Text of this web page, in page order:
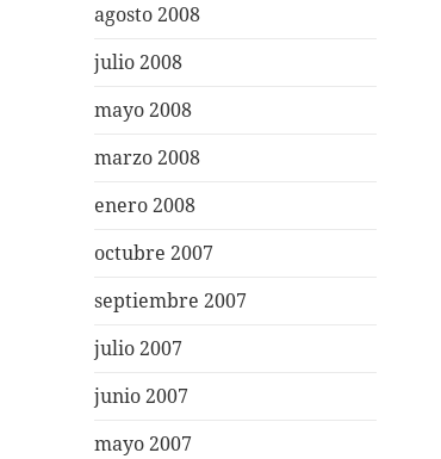
agosto 2008
julio 2008
mayo 2008
marzo 2008
enero 2008
octubre 2007
septiembre 2007
julio 2007
junio 2007
mayo 2007